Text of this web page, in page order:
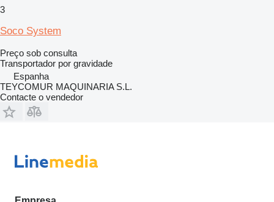
3
Soco System
Preço sob consulta
Transportador por gravidade
Espanha
TEYCOMUR MAQUINARIA S.L.
Contacte o vendedor